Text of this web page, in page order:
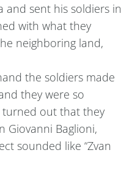
and sent his soldiers in
with what they
neighboring land,
the soldiers made
they were so
out that they
Giovanni Baglioni,
sounded like “Zvan